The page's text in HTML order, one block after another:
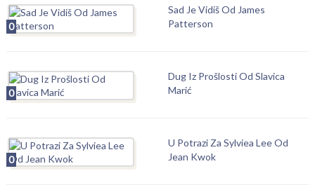
0
Sad Je Vidiš Od James
Patterson
0
Dug Iz Prošlosti Od Slavica
Marić
0
U Potrazi Za Sylviea Lee Od
Jean Kwok